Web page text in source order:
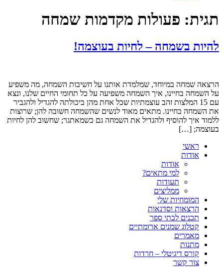
תגית: פעולות מקדמות שמחה
להיות בשמחה – לחיות בעוצמה!
הרצאה שמחה במיוחד, שמלמדת אותנו על חשיבות השמחה, מה משפיע
על השמחה בחיינו, איך השמחה משפיעה על כל תחומי החיים שלנו, ונצא
עם 15 המלצות זהב עוצמתיות שכל אחת מהן ביכולתה להגדיל ולהגביר
את השמחה בחיינו. מתאים מאוד לנשים שהשמחה חשובה להן; שרוצות
ללמוד איך להוסיף ולהגדיל את השמחה גם כשמאתגר; שחשוב להן לחיות
בעוצמה; […]
ראשי
אודות
אודות
למי מתאים?
תעודות
ממליצים
המומחיות שלי
הרצאות וסדנאות
תכנים לבתי ספר
קטלוג שמנים ארומתיים
מאמרים
מתנות
קורס דיגיטלי – חרדות
צור קשר